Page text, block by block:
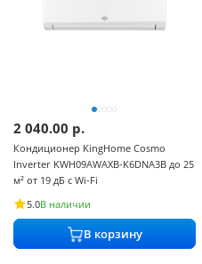
2 040.00 р.
Кондиционер KingHome Cosmo
Inverter KWH09AWAXB-K6DNA3B до 25
м² от 19 дБ с Wi-Fi
5.0В наличии
В корзину